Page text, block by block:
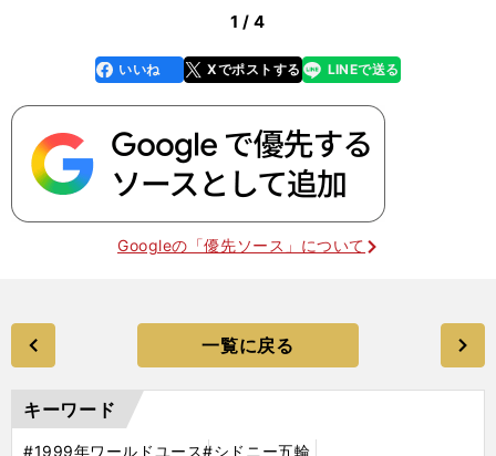
1 / 4
faceboo
k
いいね Xでポストする
line LINEで送る
Googleの「優先ソース」について
一覧に戻る
キーワード
#1999年ワールドユース#シドニー五輪